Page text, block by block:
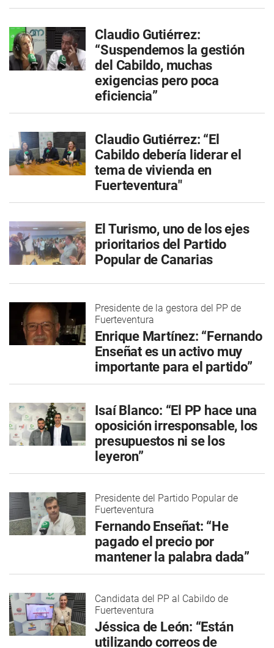
Claudio Gutiérrez:
“Suspendemos la gestión
del Cabildo, muchas
exigencias pero poca
eficiencia”
Claudio Gutiérrez: “El
Cabildo debería liderar el
tema de vivienda en
Fuerteventura"
El Turismo, uno de los ejes
prioritarios del Partido
Popular de Canarias
Presidente de la gestora del PP de
Fuerteventura
Enrique Martínez: “Fernando
Enseñat es un activo muy
importante para el partido”
Isaí Blanco: “El PP hace una
oposición irresponsable, los
presupuestos ni se los
leyeron”
Presidente del Partido Popular de
Fuerteventura
Fernando Enseñat: “He
pagado el precio por
mantener la palabra dada”
Candidata del PP al Cabildo de
Fuerteventura
Jéssica de León: “Están
utilizando correos de